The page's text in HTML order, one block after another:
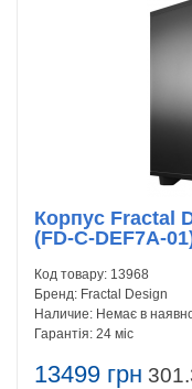
13499 грн
Корпус Fractal
(FD-C-DEF7A-
Код товару: 13968
Бренд: Fractal Design
Наличие: Немає в
Гарантія: 24 міс